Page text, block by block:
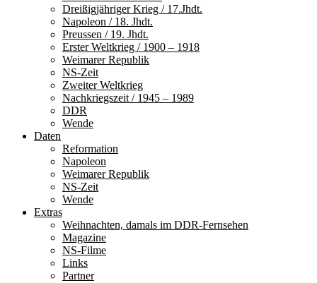
Dreißigjähriger Krieg / 17.Jhdt.
Napoleon / 18. Jhdt.
Preussen / 19. Jhdt.
Erster Weltkrieg / 1900 – 1918
Weimarer Republik
NS-Zeit
Zweiter Weltkrieg
Nachkriegszeit / 1945 – 1989
DDR
Wende
Daten
Reformation
Napoleon
Weimarer Republik
NS-Zeit
Wende
Extras
Weihnachten, damals im DDR-Fernsehen
Magazine
NS-Filme
Links
Partner